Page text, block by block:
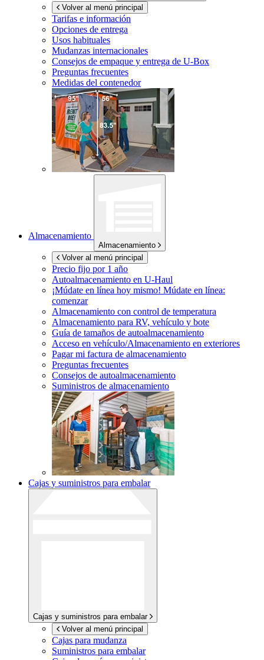
Volver al menú principal
Tarifas e información
Opciones de entrega
Usos habituales
Mudanzas internacionales
Consejos de empaque y entrega de U-Box
Preguntas frecuentes
Medidas del contenedor
Almacenamiento
Almacenamiento
Volver al menú principal
Precio fijo por 1 año
Autoalmacenamiento en U-Haul
¡Múdate en línea hoy mismo! Múdate en línea:
comenzar
Almacenamiento con control de temperatura
Almacenamiento para RV, vehículo y bote
Guía de tamaños de autoalmacenamiento
Acceso en vehículo/Almacenamiento en exteriores
Pagar mi factura de almacenamiento
Preguntas frecuentes
Consejos de autoalmacenamiento
Suministros de almacenamiento
Cajas y suministros para embalar
Cajas y suministros para embalar
Volver al menú principal
Cajas para mudanza
Suministros para embalar